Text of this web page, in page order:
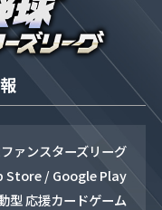
ァンスターズリーグ
Store / Google Play
型 応援カードゲーム